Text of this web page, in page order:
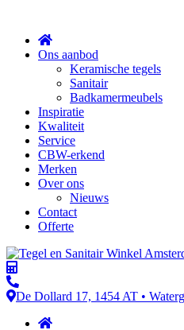
Ons aanbod
Keramische tegels
Sanitair
Badkamermeubels
Inspiratie
Kwaliteit
Service
CBW-erkend
Merken
Over ons
Nieuws
Contact
Offerte
De Dollard 17, 1454 AT •